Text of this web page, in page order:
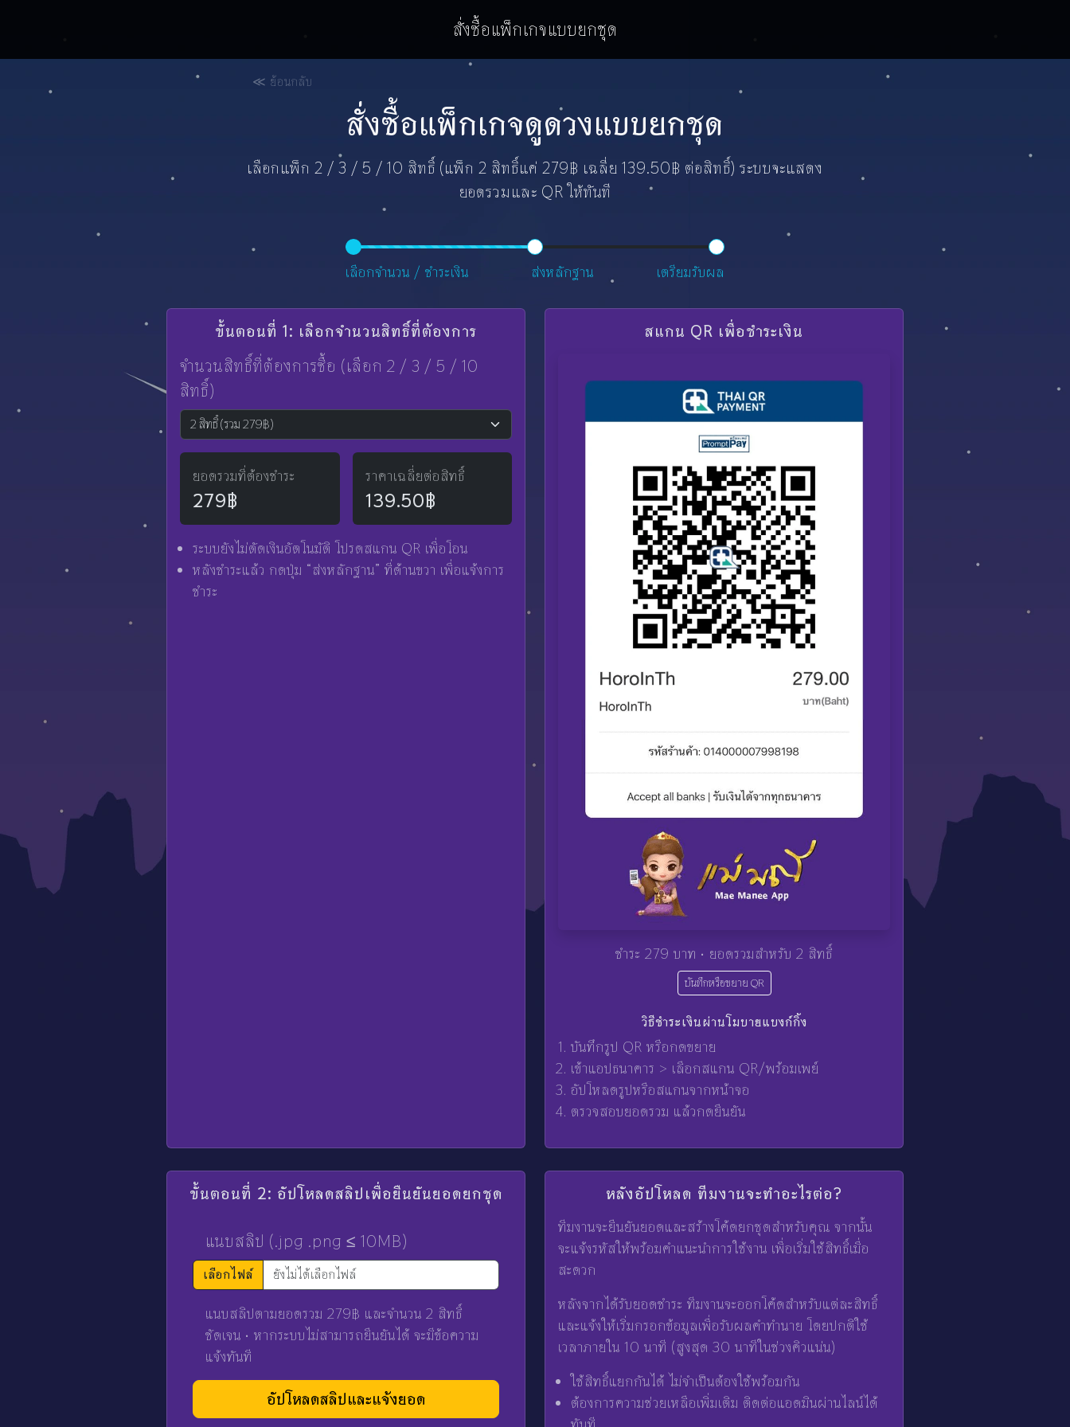
สั่งซื้อแพ็กเกจแบบยกชุด
≪ ย้อนกลับ
สั่งซื้อแพ็กเกจดูดวงแบบยกชุด
เลือกแพ็ก 2 / 3 / 5 / 10 สิทธิ์ (แพ็ก 2 สิทธิ์แค่ 279฿ เฉลี่ย 139.50฿ ต่อสิทธิ์) ระบบจะแสดง
ยอดรวมและ QR ให้ทันที
เลือกจำนวน / ชำระเงิน ส่งหลักฐาน เตรียมรับผล
ขั้นตอนที่ 1: เลือกจำนวนสิทธิ์ที่ต้องการ
จำนวนสิทธิ์ที่ต้องการซื้อ (เลือก 2 / 3 / 5 / 10
สิทธิ์)
ยอดรวมที่ต้องชำระ
279฿
ราคาเฉลี่ยต่อสิทธิ์
139.50฿
ระบบยังไม่ตัดเงินอัตโนมัติ โปรดสแกน QR เพื่อโอน
หลังชำระแล้ว กดปุ่ม “ส่งหลักฐาน” ที่ด้านขวา เพื่อแจ้งการ
ชำระ
สแกน QR เพื่อชำระเงิน
ชำระ 279 บาท • ยอดรวมสำหรับ 2 สิทธิ์
บันทึกหรือขยาย QR
วิธีชำระเงินผ่านโมบายแบงก์กิ้ง
บันทึกรูป QR หรือกดขยาย
เข้าแอปธนาคาร > เลือกสแกน QR/พร้อมเพย์
อัปโหลดรูปหรือสแกนจากหน้าจอ
ตรวจสอบยอดรวม แล้วกดยืนยัน
ขั้นตอนที่ 2: อัปโหลดสลิปเพื่อยืนยันยอดยกชุด
แนบสลิป (.jpg .png ≤ 10MB)
เลือกไฟล์ ยังไม่ได้เลือกไฟล์
แนบสลิปตามยอดรวม 279฿ และจำนวน 2 สิทธิ์
ชัดเจน • หากระบบไม่สามารถยืนยันได้ จะมีข้อความ
แจ้งทันที
อัปโหลดสลิปและแจ้งยอด
หลังอัปโหลด ทีมงานจะทำอะไรต่อ?
ทีมงานจะยืนยันยอดและสร้างโค้ดยกชุดสำหรับคุณ จากนั้น
จะแจ้งรหัสให้พร้อมคำแนะนำการใช้งาน เพื่อเริ่มใช้สิทธิ์เมื่อ
สะดวก
หลังจากได้รับยอดชำระ ทีมงานจะออกโค้ดสำหรับแต่ละสิทธิ์
และแจ้งให้เริ่มกรอกข้อมูลเพื่อรับผลคำทำนาย โดยปกติใช้
เวลาภายใน 10 นาที (สูงสุด 30 นาทีในช่วงคิวแน่น)
ใช้สิทธิ์แยกกันได้ ไม่จำเป็นต้องใช้พร้อมกัน
ต้องการความช่วยเหลือเพิ่มเติม ติดต่อแอดมินผ่านไลน์ได้